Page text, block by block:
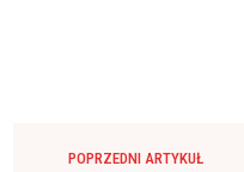
POPRZEDNI ARTYKUŁ